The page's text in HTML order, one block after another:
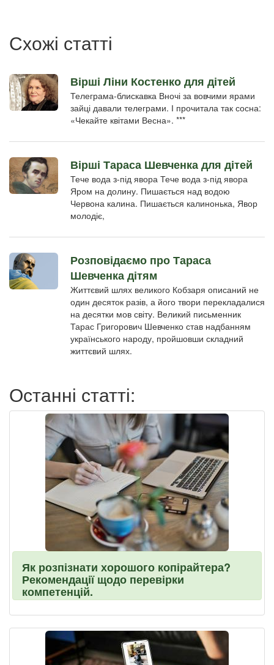
Схожі статті
Вірші Ліни Костенко для дітей
Телеграма-блискавка Вночі за вовчими ярами
зайці давали телеграми. І прочитала так сосна:
«Чекайте квітами Весна». ***
Вірші Тараса Шевченка для дітей
Тече вода з-під явора Тече вода з-під явора
Яром на долину. Пишається над водою
Червона калина. Пишається калинонька, Явор
молодіє,
Розповідаємо про Тараса
Шевченка дітям
Життєвий шлях великого Кобзаря описаний не
один десяток разів, а його твори перекладалися
на десятки мов світу. Великий письменник
Тарас Григорович Шевченко став надбанням
українського народу, пройшовши складний
життєвий шлях.
Останні статті:
Як розпізнати хорошого копірайтера?
Рекомендації щодо перевірки
компетенцій.